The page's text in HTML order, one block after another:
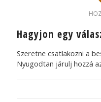
Hagyjon egy
Szeretne csatlakozni a
Nyugodtan járulj hozzá